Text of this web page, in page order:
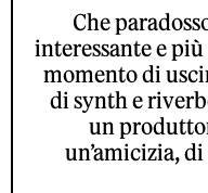
Che
interessante e più
momento di
di synth e
un
un’amicizia,